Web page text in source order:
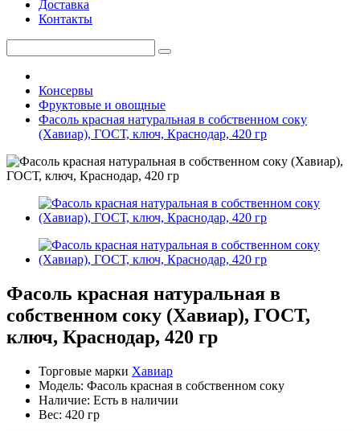
Доставка
Контакты
Консервы
Фруктовые и овощные
Фасоль красная натуральная в собственном соку
(Хавиар), ГОСТ, ключ, Краснодар, 420 гр
Фасоль красная натуральная в
собственном соку (Хавиар), ГОСТ,
ключ, Краснодар, 420 гр
Торговые марки Хавиар
Модель: Фасоль красная в собственном соку
Наличие: Есть в наличии
Вес: 420 гр